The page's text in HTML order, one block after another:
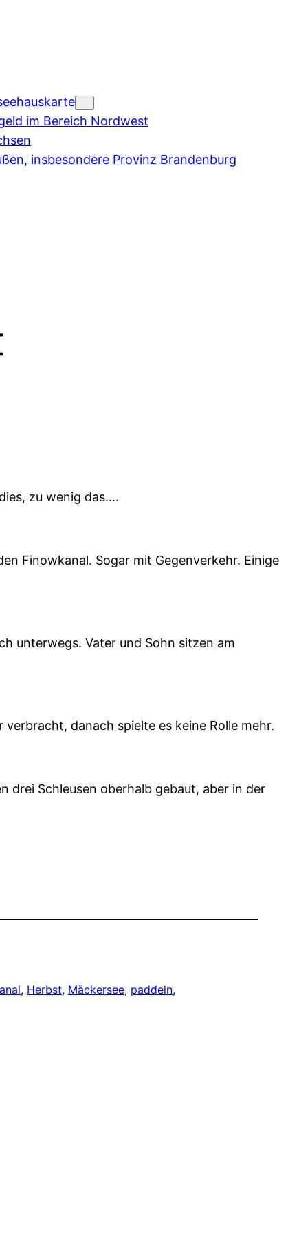
im Bereich Nordwest
insbesondere Provinz Brandenburg
zu wenig das….
Finowkanal. Sogar mit Gegenverkehr. Einige
unterwegs. Vater und Sohn sitzen am
danach spielte es keine Rolle mehr.
drei Schleusen oberhalb gebaut, aber in der
, Herbst, Mäckersee, paddeln